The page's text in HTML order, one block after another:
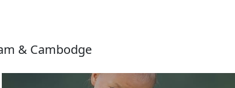
& Cambodge